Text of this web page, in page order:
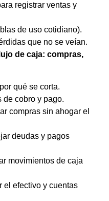
registrar ventas y
de uso cotidiano).
que no se veían.
de caja: compras,
qué se corta.
de cobro y pago.
compras sin ahogar el
deudas y pagos
movimientos de caja
el efectivo y cuentas